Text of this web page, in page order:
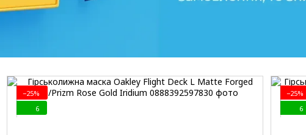
−25%
6
−25%
6